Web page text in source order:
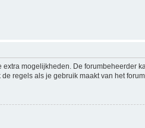
mogelijkheden. De forumbeheerder
regels als je gebruik maakt van het forum.